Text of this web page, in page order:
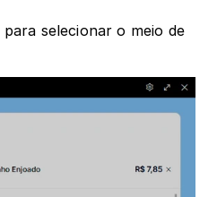
para selecionar o meio de